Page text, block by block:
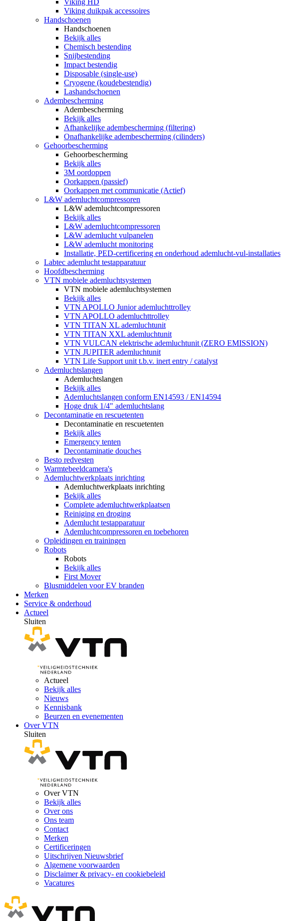
Viking HD
Viking duikpak accessoires
Handschoenen
Handschoenen
Bekijk alles
Chemisch bestending
Snijbestending
Impact bestendig
Disposable (single-use)
Cryogene (koudebestendig)
Lashandschoenen
Adembescherming
Adembescherming
Bekijk alles
Afhankelijke adembescherming (filtering)
Onafhankelijke adembescherming (cilinders)
Gehoorbescherming
Gehoorbescherming
Bekijk alles
3M oordoppen
Oorkappen (passief)
Oorkappen met communicatie (Actief)
L&W ademluchtcompressoren
L&W ademluchtcompressoren
Bekijk alles
L&W ademluchtcompressoren
L&W ademlucht vulpanelen
L&W ademlucht monitoring
Installatie, PED-certificering en onderhoud ademlucht-vul-installaties
Labtec ademlucht testapparatuur
Hoofdbescherming
VTN mobiele ademluchtsystemen
VTN mobiele ademluchtsystemen
Bekijk alles
VTN APOLLO Junior ademluchttrolley
VTN APOLLO ademluchttrolley
VTN TITAN XL ademluchtunit
VTN TITAN XXL ademluchtunit
VTN VULCAN elektrische ademluchtunit (ZERO EMISSION)
VTN JUPITER ademluchtunit
VTN Life Support unit t.b.v. inert entry / catalyst
Ademluchtslangen
Ademluchtslangen
Bekijk alles
Ademluchtslangen conform EN14593 / EN14594
Hoge druk 1/4" ademluchtslang
Decontaminatie en rescuetenten
Decontaminatie en rescuetenten
Bekijk alles
Emergency tenten
Decontaminatie douches
Besto redvesten
Warmtebeeldcamera's
Ademluchtwerkplaats inrichting
Ademluchtwerkplaats inrichting
Bekijk alles
Complete ademluchtwerkplaatsen
Reiniging en droging
Ademlucht testapparatuur
Ademluchtcompressoren en toebehoren
Opleidingen en trainingen
Robots
Robots
Bekijk alles
First Mover
Blusmiddelen voor EV branden
Merken
Service & onderhoud
Actueel
Sluiten
Actueel
Bekijk alles
Nieuws
Kennisbank
Beurzen en evenementen
Over VTN
Sluiten
Over VTN
Bekijk alles
Over ons
Ons team
Contact
Merken
Certificeringen
Uitschrijven Nieuwsbrief
Algemene voorwaarden
Disclaimer & privacy- en cookiebeleid
Vacatures